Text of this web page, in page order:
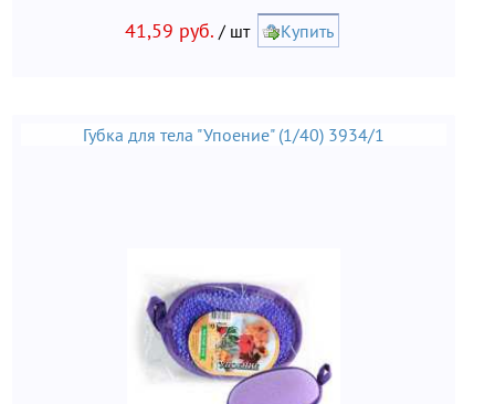
41,59 руб. / шт Купить
Губка для тела "Упоение" (1/40) 3934/1